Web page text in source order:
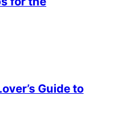
Guide to